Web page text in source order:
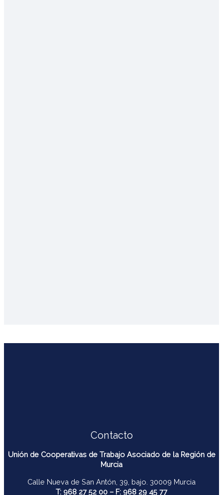
Contacto
Unión de Cooperativas de Trabajo Asociado de la Región de
Murcia
Calle Nueva de San Antón, 39, bajo. 30009 Murcia
T: 968 27 52 00 – F: 968 29 45 77